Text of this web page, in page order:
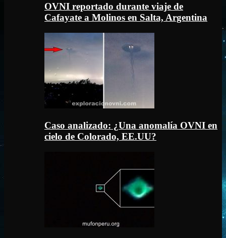
OVNI reportado durante viaje de
Cafayate a Molinos en Salta, Argentina
Caso analizado: ¿Una anomalía OVNI en
cielo de Colorado, EE.UU?